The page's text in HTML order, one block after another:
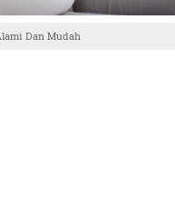
Dan Mudah